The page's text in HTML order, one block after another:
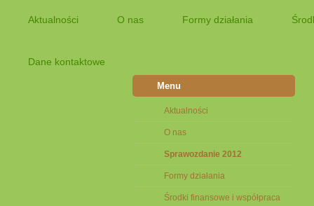
Aktualności O nas Formy działania
Dane kontaktowe
Menu
Aktualności
O nas
Sprawozdanie 2012
Formy działania
Środki finansowe i współpraca